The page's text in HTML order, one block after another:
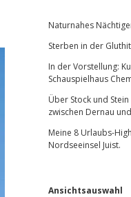
Naturnahes
Sterben in der
In der Vorstellung:
Schauspielhaus
Über Stock und
zwischen Dernau
Meine 8 Urlaubs-
Nordseeinsel Juist.
Ansichtsauswahl